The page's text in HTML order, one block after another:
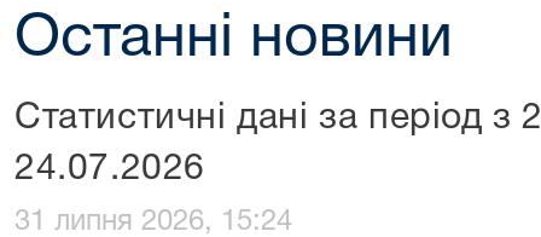
Останні новини
Статистичні дані за період з
24.07.2026
31 липня 2026, 15:24